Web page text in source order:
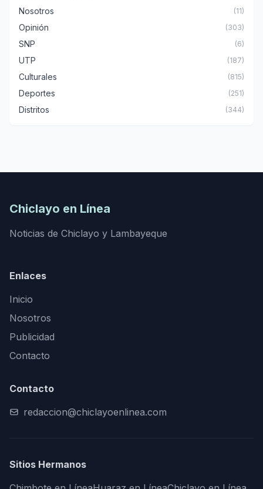
Nosotros (11)
Opinión (303)
SNP (6)
UTP (187)
Culturales (815)
Deportes (251)
Distritos (344)
Chiclayo en Línea
Noticias de Chiclayo y Lambayeque
Enlaces
Inicio
Nosotros
Publicidad
Contacto
Contacto
redaccion@chiclayoenlinea.com
Sitios Hermanos